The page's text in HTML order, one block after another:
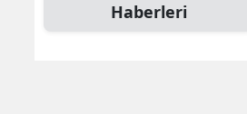
Haberleri